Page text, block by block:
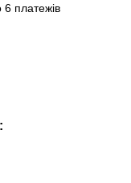
платежів